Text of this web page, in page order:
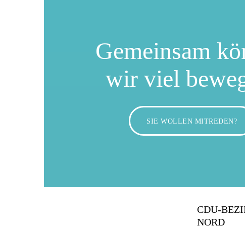
Gemeinsam
wir viel
SIE WOLLEN MITREDEN?
CDU-
NORD